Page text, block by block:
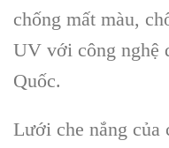
chống mất màu,
UV với công nghệ
Quốc.
Lưới che nắng của